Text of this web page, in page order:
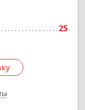
25
Подробнее